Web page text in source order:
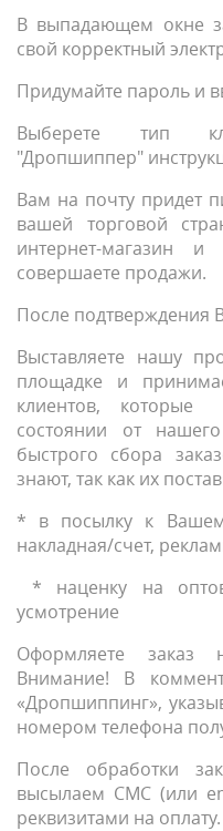
В выпадающем окне
свой корректный
Придумайте пароль и
Выберете тип
"Дропшиппер"
Вам на почту придет
вашей торговой
интернет-магазин
совершаете продажи.
После подтверждения
Выставляете нашу
площадке и
клиентов,
состоянии от
быстрого сбора
знают, так как их
* в посылку к
накладная/счет,
* наценку на
усмотрение
Оформляете заказ
Внимание! В
«Дропшиппинг»,
номером телефона
После обработки
высылаем СМС (или
реквизитами на оплату.